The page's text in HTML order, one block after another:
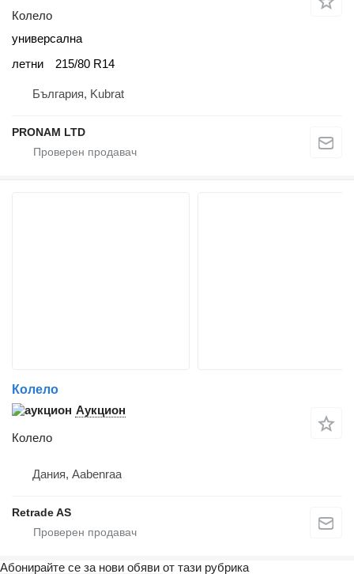
Колело
универсална
летни
215/80 R14
България, Kubrat
PRONAM LTD
Колело
Аукцион
Колело
Дания, Aabenraa
Retrade AS
Абонирайте се за нови обяви от тази рубрика